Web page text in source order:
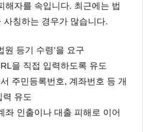
해자를 속입니다. 최근에는 법
사칭하는 경우가 많습니다.
원 등기 수령’을 요구
을 직접 입력하도록 유도
주민등록번호, 계좌번호 등 개
력 유도
좌 인출이나 대출 피해로 이어